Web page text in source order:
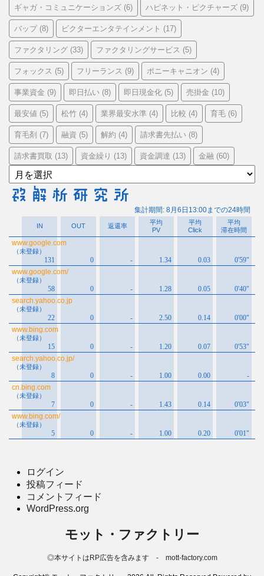
ギャガ・コミュニケーションズ (6) ハピネット・ピクチャーズ (9)
バップ(8) ビクターエンタテインメント (17)
ファクタリング (33) ファクタリングサービス (5)
フォックス (5) フリーランス (9) ポニーキャニオン (4)
事業資金 (9) 即日払い (8) 即日現金化 (5) 売掛金 (10)
最安値 (5) 松竹 (4) 業界最安水準 (4) 比較 (4) 育毛 (6)
育毛剤 (7) 融資 (5) 解約 (4) 請求書先払い (8)
請求書買取 (13) 資金繰り (13) 資金調達 (13) 金融 (60)
ア
ー
カ
ログイン
投稿フィード
コメントフィード
WordPress.org
モット・ファクトリー
◎本サイトはRP広告を含みます - mott-factory.com